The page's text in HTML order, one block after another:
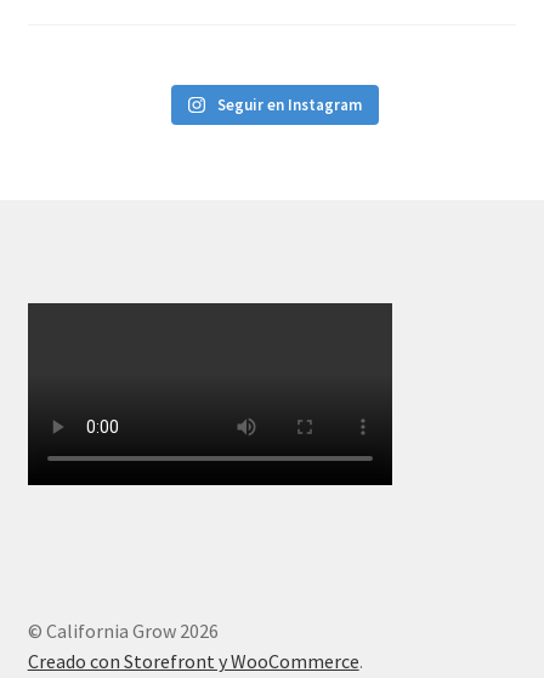
Seguir en Instagram
© California Grow 2026
Creado con Storefront y WooCommerce.